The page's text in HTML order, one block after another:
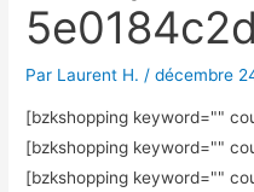
Par Laurent H. /décembre
[bzkshopping keyword=""
[bzkshopping keyword=""
[bzkshopping keyword=""